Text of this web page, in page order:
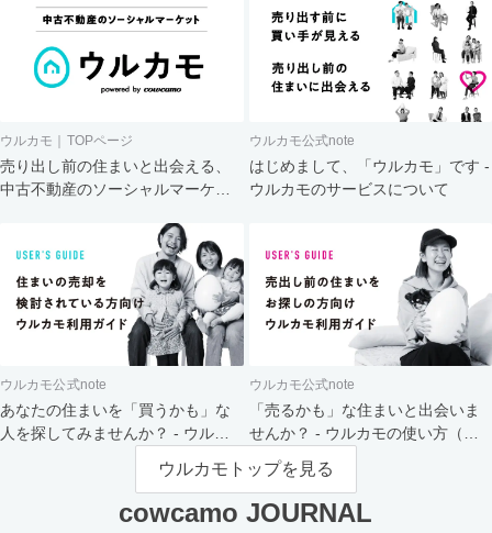
ウルカモ｜TOPページ
売り出し前の住まいと出会える、
中古不動産のソーシャルマーケッ
ウルカモ公式note
はじめまして、「ウルカモ」です -
ウルカモのサービスについて
ウルカモ公式note
あなたの住まいを「買うかも」な
人を探してみませんか？ - ウルカ
ウルカモ公式note
「売るかも」な住まいと出会いま
せんか？ - ウルカモの使い方（買
主さま向け）
ウルカモトップを見る
cowcamo JOURNAL